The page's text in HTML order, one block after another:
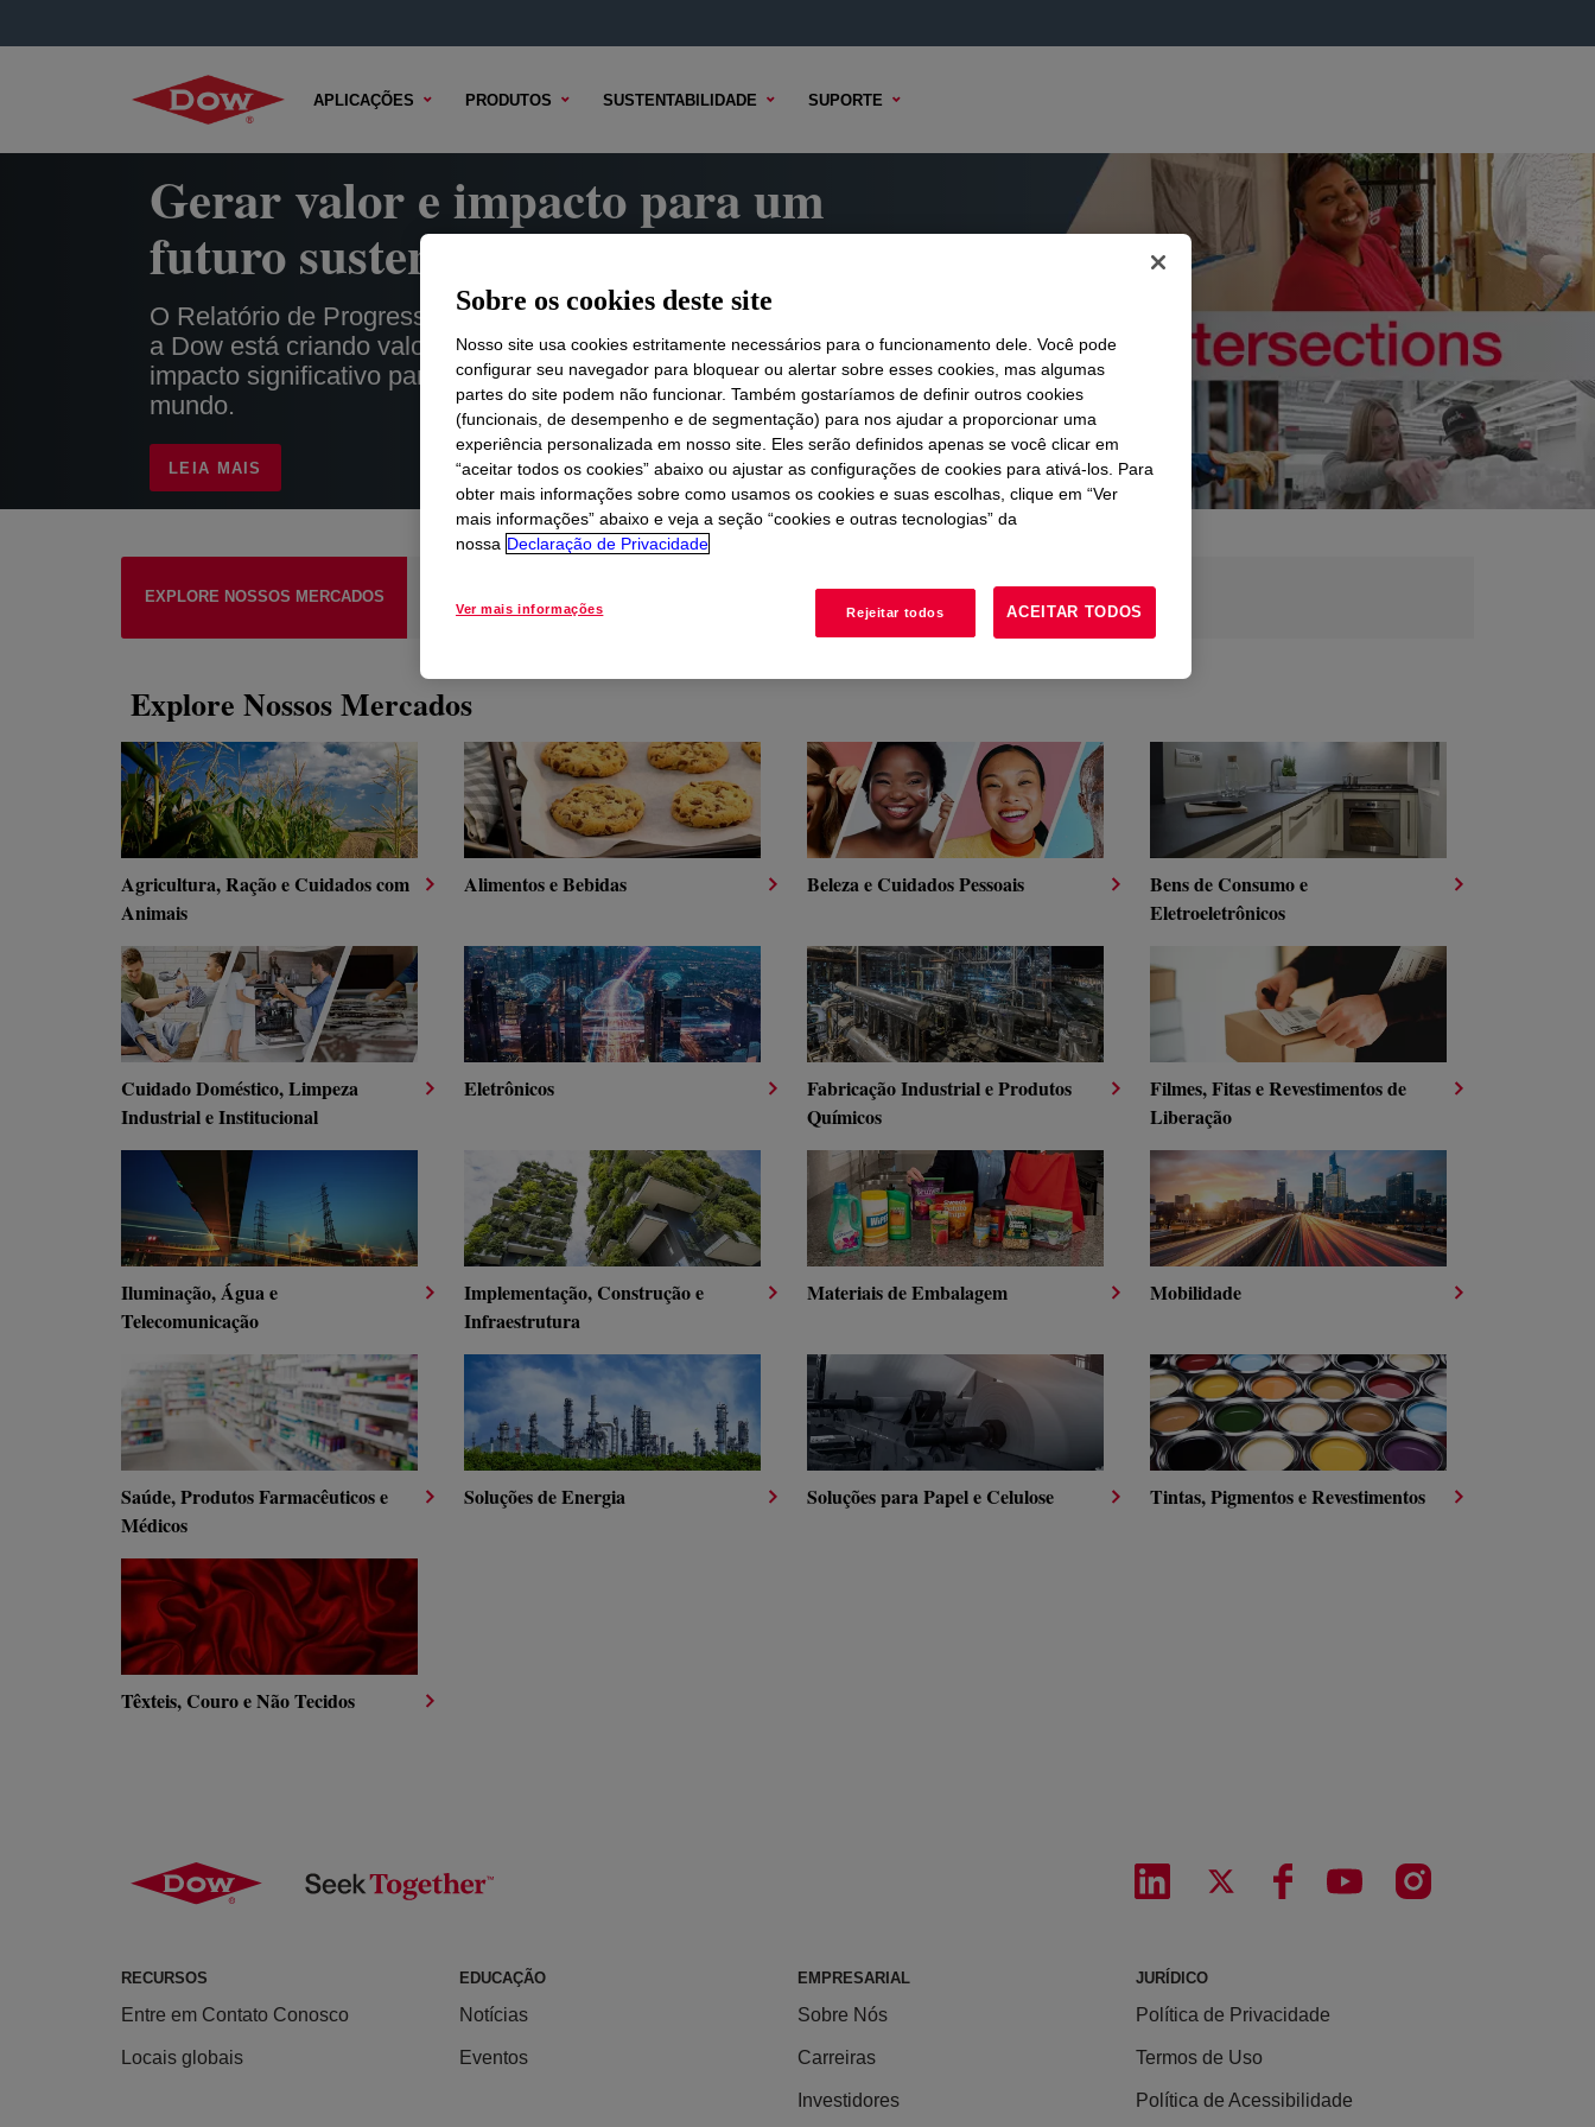
APLICAÇÕES PRODUTOS SUSTENTABILIDADE SUPORTE
Gerar valor e impacto para um
futuro sustentável
O Relatório de Progresso de INtersections de 2025 destaca como
a Dow está criando valor de longo prazo e proporcionando um
impacto significativo para nossos clientes, nossos acionistas e o
mundo.
LEIA MAIS
EXPLORE NOSSOS MERCADOS
DOS PRODUTOS
Explore Nossos Mercados
Agricultura, Ração e Cuidados com
Animais
Alimentos e Bebidas Beleza e Cuidados Pessoais
Bens de Consumo e
Eletroeletrônicos
Cuidado Doméstico, Limpeza
Industrial e Institucional
Eletrônicos
Fabricação Industrial e Produtos
Químicos
Filmes, Fitas e Revestimentos de
Liberação
Iluminação, Água e
Telecomunicação
Implementação, Construção e
Infraestrutura
Materiais de Embalagem Mobilidade
Saúde, Produtos Farmacêuticos e
Médicos
Soluções de Energia Soluções para Papel e Celulose Tintas, Pigmentos e Revestimentos
Têxteis, Couro e Não Tecidos
RECURSOS
Entre em Contato Conosco
Locais globais
EDUCAÇÃO
Notícias
Eventos
EMPRESARIAL
Sobre Nós
Carreiras
Investidores
JURÍDICO
Política de Privacidade
Termos de Uso
Política de Acessibilidade
Sobre os cookies deste site
Nosso site usa cookies estritamente necessários para o funcionamento dele. Você pode
configurar seu navegador para bloquear ou alertar sobre esses cookies, mas algumas
partes do site podem não funcionar. Também gostaríamos de definir outros cookies
(funcionais, de desempenho e de segmentação) para nos ajudar a proporcionar uma
experiência personalizada em nosso site. Eles serão definidos apenas se você clicar em
“aceitar todos os cookies” abaixo ou ajustar as configurações de cookies para ativá-los. Para
obter mais informações sobre como usamos os cookies e suas escolhas, clique em “Ver
mais informações” abaixo e veja a seção “cookies e outras tecnologias” da
nossa Declaração de Privacidade
Ver mais informações Rejeitar todos ACEITAR TODOS